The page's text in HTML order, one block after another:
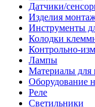
Датчики/
Изделия
Инструменты
Колодки
Контрольно-
Лампы
Материалы для
Оборудование
Реле
Светильники